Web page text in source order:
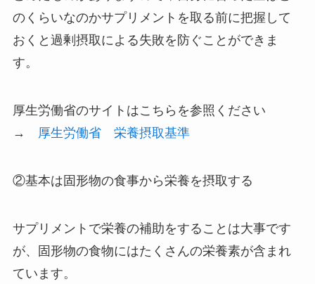
のくらいなのかサプリメントを取る前に把握して
おくと過剰摂取による失敗を防ぐことができま
す。
厚生労働省のサイトはこちらを参照ください
→
厚生労働省 栄養摂取基準
②基本は固形物の食事から栄養を摂取する
サプリメントで栄養の補助をすることは大事です
が、固形物の食物にはたくさんの栄養素が含まれ
ています。